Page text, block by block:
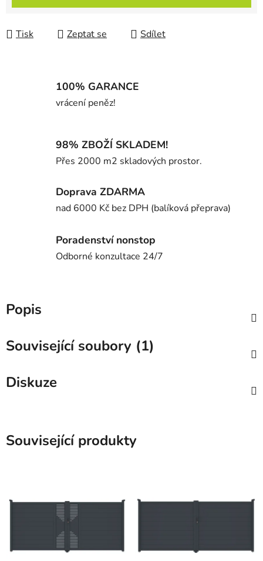
Tisk Zeptat se Sdílet
100% GARANCE
vrácení peněz!
98% ZBOŽÍ SKLADEM!
Přes 2000 m2 skladových prostor.
Doprava ZDARMA
nad 6000 Kč bez DPH (balíková přeprava)
Poradenství nonstop
Odborné konzultace 24/7
Popis
Související soubory (1)
Diskuze
Související produkty